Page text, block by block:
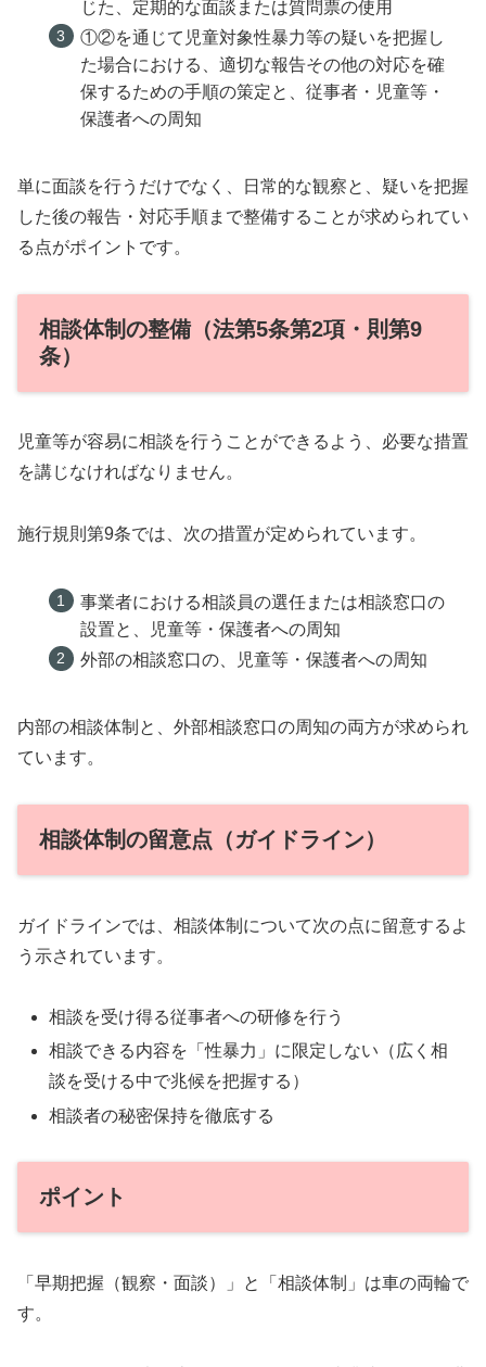
じた、定期的な面談または質問票の使用
①②を通じて児童対象性暴力等の疑いを把握し
た場合における、適切な報告その他の対応を確
保するための手順の策定と、従事者・児童等・
保護者への周知
単に面談を行うだけでなく、日常的な観察と、疑いを把握
した後の報告・対応手順まで整備することが求められてい
る点がポイントです。
相談体制の整備（法第5条第2項・則第9
条）
児童等が容易に相談を行うことができるよう、必要な措置
を講じなければなりません。
施行規則第9条では、次の措置が定められています。
事業者における相談員の選任または相談窓口の
設置と、児童等・保護者への周知
外部の相談窓口の、児童等・保護者への周知
内部の相談体制と、外部相談窓口の周知の両方が求められ
ています。
相談体制の留意点（ガイドライン）
ガイドラインでは、相談体制について次の点に留意するよ
う示されています。
相談を受け得る従事者への研修を行う
相談できる内容を「性暴力」に限定しない（広く相
談を受ける中で兆候を把握する）
相談者の秘密保持を徹底する
ポイント
「早期把握（観察・面談）」と「相談体制」は車の両輪で
す。